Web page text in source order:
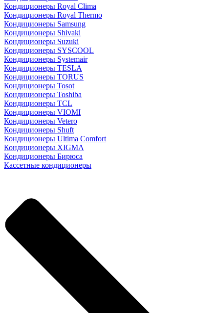
Кондиционеры Royal Clima
Кондиционеры Royal Thermo
Кондиционеры Samsung
Кондиционеры Shivaki
Кондиционеры Suzuki
Кондиционеры SYSCOOL
Кондиционеры Systemair
Кондиционеры TESLA
Кондиционеры TORUS
Кондиционеры Tosot
Кондиционеры Toshiba
Кондиционеры TCL
Кондиционеры VIOMI
Кондиционеры Vetero
Кондиционеры Shuft
Кондиционеры Ultima Comfort
Кондиционеры XIGMA
Кондиционеры Бирюса
Кассетные кондиционеры